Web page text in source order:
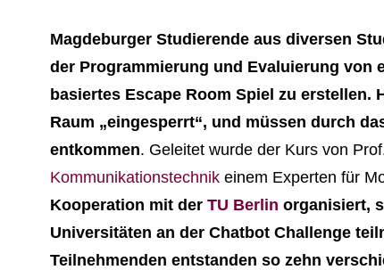
Magdeburger Studierende aus diversen
der Programmierung und Evaluierung von
basiertes Escape Room Spiel zu erstellen.
Raum „eingesperrt“, und müssen durch
entkommen. Geleitet wurde der Kurs von
Kommunikationstechnik einem Experten für
Kooperation mit der TU Berlin organisiert,
Universitäten an der Chatbot Challenge
Teilnehmenden entstanden so zehn